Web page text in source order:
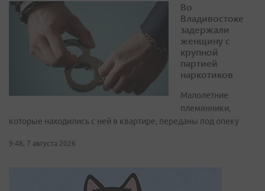
Во
Владивостоке
задержали
женщину с
крупной
партией
наркотиков
Малолетние
племянники,
которые находились с ней в квартире, переданы под опеку
9:48, 7 августа 2026